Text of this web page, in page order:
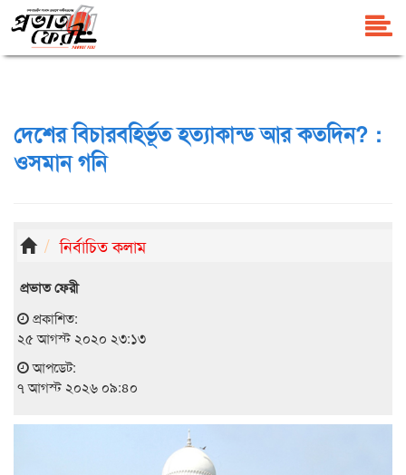
দেশের বিচারবহির্ভূত হত্যাকান্ড আর কতদিন? :
ওসমান গনি
নির্বাচিত কলাম
প্রভাত ফেরী
প্রকাশিত:
২৫ আগস্ট ২০২০ ২৩:১৩
আপডেট:
৭ আগস্ট ২০২৬ ০৯:৪০